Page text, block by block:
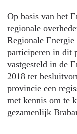
Op basis van het
regionale
Regionale
participeren in dit
vastgesteld in de
2018 ter
provincie een
met kennis om te
gezamenlijk